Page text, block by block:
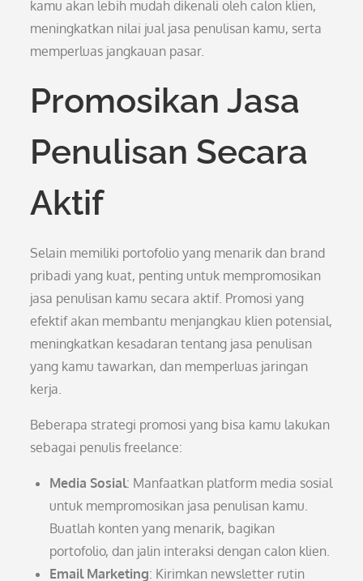
kamu akan lebih mudah dikenali oleh calon klien,
meningkatkan nilai jual jasa penulisan kamu, serta
memperluas jangkauan pasar.
Promosikan Jasa
Penulisan Secara
Aktif
Selain memiliki portofolio yang menarik dan brand
pribadi yang kuat, penting untuk mempromosikan
jasa penulisan kamu secara aktif. Promosi yang
efektif akan membantu menjangkau klien potensial,
meningkatkan kesadaran tentang jasa penulisan
yang kamu tawarkan, dan memperluas jaringan
kerja.
Beberapa strategi promosi yang bisa kamu lakukan
sebagai penulis freelance:
Media Sosial: Manfaatkan platform media sosial
untuk mempromosikan jasa penulisan kamu.
Buatlah konten yang menarik, bagikan
portofolio, dan jalin interaksi dengan calon klien.
Email Marketing: Kirimkan newsletter rutin